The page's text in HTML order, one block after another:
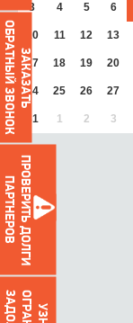
3 4 5 6
10 11 12 13
17 18 19 20
24 25 26 27
31 1 2 3
ЗАКАЗАТЬ
ОБРАТНЫЙ ЗВОНОК
ПРОВЕРИТЬ ДОЛГИ
ПАРТНЕРОВ